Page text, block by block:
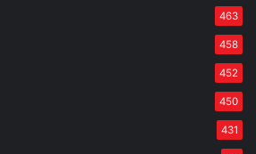
463
458
452
450
431